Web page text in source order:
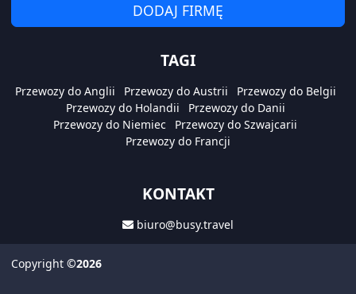
DODAJ FIRMĘ
TAGI
Przewozy do Anglii Przewozy do Austrii
Przewozy do Belgii
Przewozy do Holandii
Przewozy do Danii
Przewozy do Niemiec
Przewozy do Szwajcarii
Przewozy do Francji
KONTAKT
biuro@busy.travel
Copyright ©2026